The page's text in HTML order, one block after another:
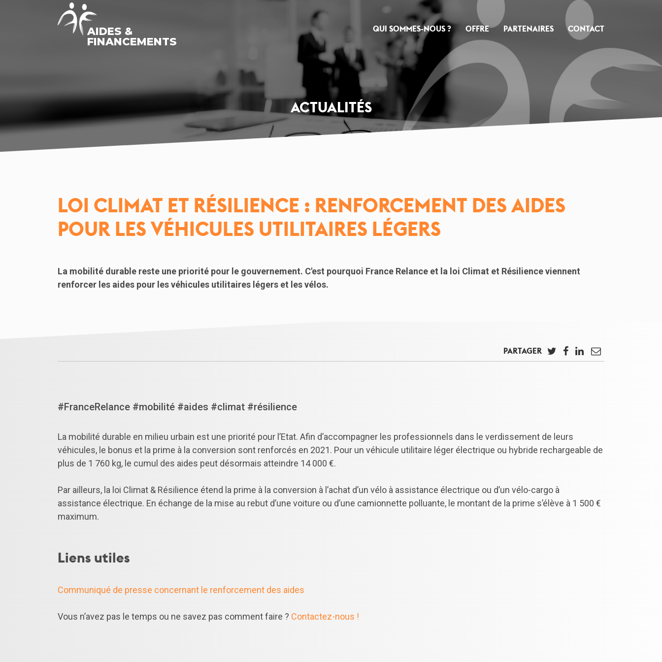
AIDES &
FINANCEMENTS
QUI SOMMES-NOUS ? OFFRE PARTENAIRES CONTACT
ACTUALITÉS
LOI CLIMAT ET RÉSILIENCE : RENFORCEMENT DES AIDES
POUR LES VÉHICULES UTILITAIRES LÉGERS
La mobilité durable reste une priorité pour le gouvernement. C'est pourquoi France Relance et la loi Climat et Résilience viennent
renforcer les aides pour les véhicules utilitaires légers et les vélos.
PARTAGER
#FranceRelance #mobilité #aides #climat #résilience
La mobilité durable en milieu urbain est une priorité pour l’Etat. Afin d’accompagner les professionnels dans le verdissement de leurs
véhicules, le bonus et la prime à la conversion sont renforcés en 2021. Pour un véhicule utilitaire léger électrique ou hybride rechargeable de
plus de 1 760 kg, le cumul des aides peut désormais atteindre 14 000 €.
Par ailleurs, la loi Climat & Résilience étend la prime à la conversion à l’achat d’un vélo à assistance électrique ou d’un vélo-cargo à
assistance électrique. En échange de la mise au rebut d’une voiture ou d’une camionnette polluante, le montant de la prime s’élève à 1 500 €
maximum.
Liens utiles
Communiqué de presse concernant le renforcement des aides
Vous n’avez pas le temps ou ne savez pas comment faire ? Contactez-nous !